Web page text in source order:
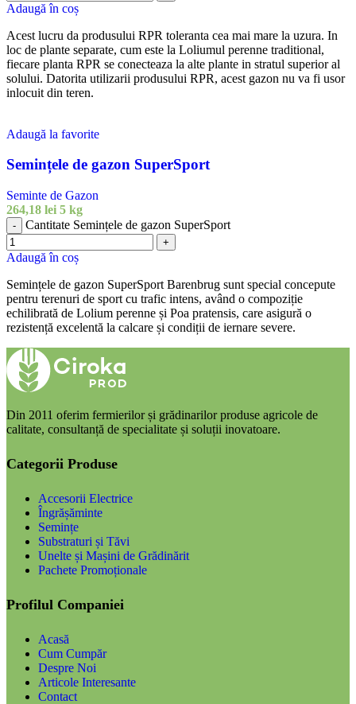
Adaugă în coș
Acest lucru da produsului RPR toleranta cea mai mare la uzura. In
loc de plante separate, cum este la Loliumul perenne traditional,
fiecare planta RPR se conecteaza la alte plante in stratul superior al
solului. Datorita utilizarii produsului RPR, acest gazon nu va fi usor
inlocuit din teren.
Adaugă la favorite
Semințele de gazon SuperSport
Seminte de Gazon
264,18 lei 5 kg
- Cantitate Semințele de gazon SuperSport
+
Adaugă în coș
Semințele de gazon SuperSport Barenbrug sunt special concepute
pentru terenuri de sport cu trafic intens, având o compoziție
echilibrată de Lolium perenne și Poa pratensis, care asigură o
rezistență excelentă la calcare și condiții de iernare severe.
Din 2011 oferim fermierilor și grădinarilor produse agricole de
calitate, consultanță de specialitate și soluții inovatoare.
Categorii Produse
Accesorii Electrice
Îngrășăminte
Semințe
Substraturi și Tăvi
Unelte și Mașini de Grădinărit
Pachete Promoționale
Profilul Companiei
Acasă
Cum Cumpăr
Despre Noi
Articole Interesante
Contact